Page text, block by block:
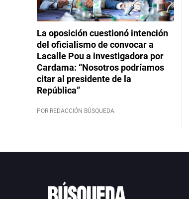
La oposición cuestionó intención
del oficialismo de convocar a
Lacalle Pou a investigadora por
Cardama: “Nosotros podríamos
citar al presidente de la
República”
POR REDACCIÓN BÚSQUEDA